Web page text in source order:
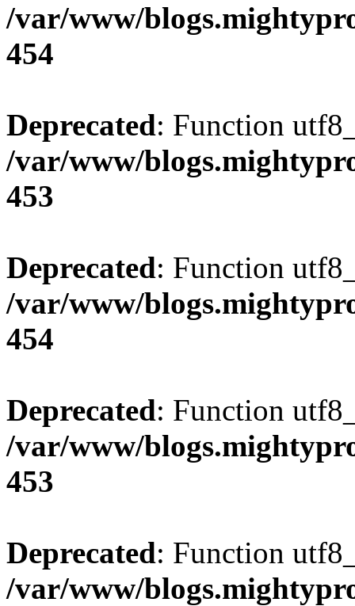
/var/www/
454
Deprecated: Function
/var/www/
453
Deprecated: Function
/var/www/
454
Deprecated: Function
/var/www/
453
Deprecated: Function
/var/www/